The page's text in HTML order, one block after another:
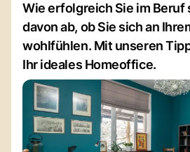
Wie erfolgreich Sie im Beruf
davon ab, ob Sie sich an
wohlfühlen. Mit unseren
Ihr ideales Homeoffice.